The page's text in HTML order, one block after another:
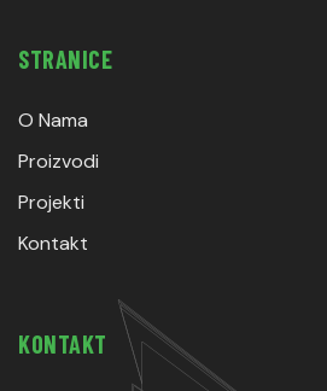
STRANICE
O Nama
Proizvodi
Projekti
Kontakt
KONTAKT